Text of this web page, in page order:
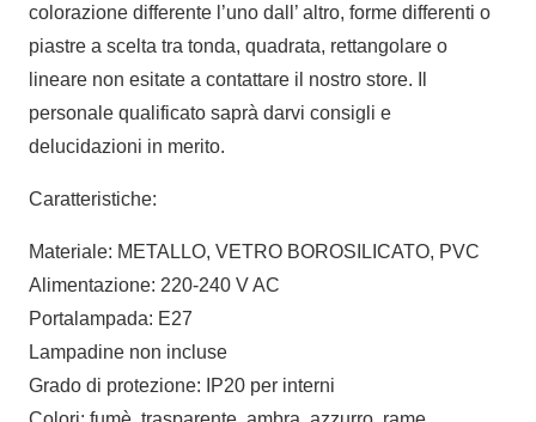
colorazione differente l’uno dall’ altro, forme differenti o
piastre a scelta tra tonda, quadrata, rettangolare o
lineare non esitate a contattare il nostro store. Il
personale qualificato saprà darvi consigli e
delucidazioni in merito.
Caratteristiche:
Materiale: METALLO, VETRO BOROSILICATO, PVC
Alimentazione: 220-240 V AC
Portalampada: E27
Lampadine non incluse
Grado di protezione: IP20 per interni